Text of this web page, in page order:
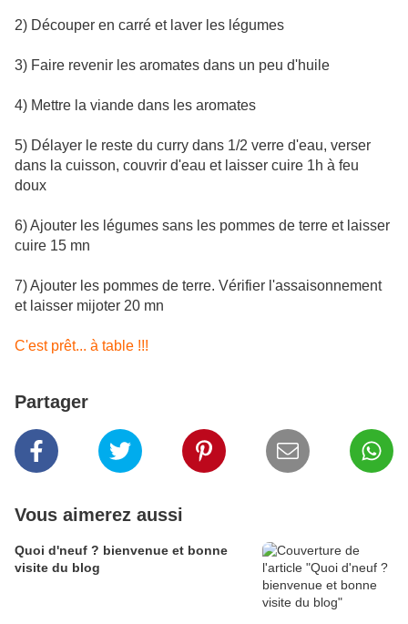
2) Découper en carré et laver les légumes
3) Faire revenir les aromates dans un peu d'huile
4) Mettre la viande dans les aromates
5) Délayer le reste du curry dans 1/2 verre d'eau, verser
dans la cuisson, couvrir d'eau et laisser cuire 1h à feu
doux
6) Ajouter les légumes sans les pommes de terre et laisser
cuire 15 mn
7) Ajouter les pommes de terre. Vérifier l'assaisonnement
et laisser mijoter 20 mn
C'est prêt... à table !!!
Partager
Vous aimerez aussi
Quoi d'neuf ? bienvenue et bonne
visite du blog